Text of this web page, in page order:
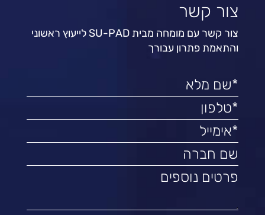
צור קשר
צור קשר עם מומחה מבית SU-PAD לייעוץ ראשוני
והתאמת פתרון עבורך